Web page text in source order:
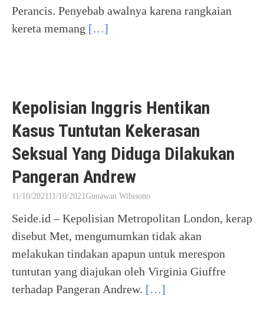
Perancis. Penyebab awalnya karena rangkaian
kereta memang […]
Kepolisian Inggris Hentikan
Kasus Tuntutan Kekerasan
Seksual Yang Diduga Dilakukan
Pangeran Andrew
11/10/202111/10/2021Gunawan Wibisono
Seide.id – Kepolisian Metropolitan London, kerap
disebut Met, mengumumkan tidak akan
melakukan tindakan apapun untuk merespon
tuntutan yang diajukan oleh Virginia Giuffre
terhadap Pangeran Andrew. […]